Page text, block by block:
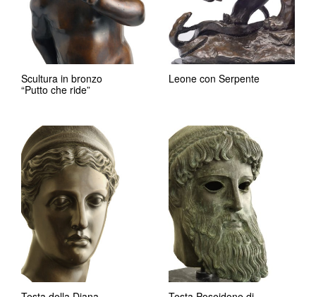
Scultura in bronzo
“Putto che ride”
Leone con Serpente